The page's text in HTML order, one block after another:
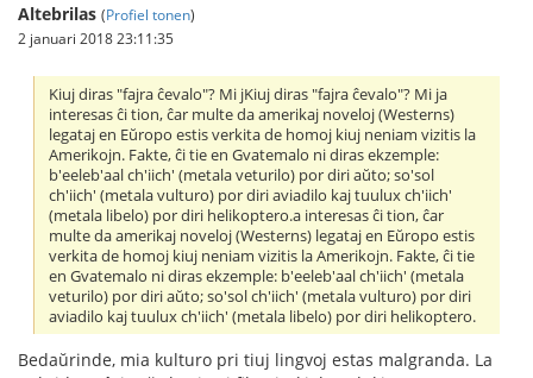
Altebrilas (Profiel tonen)
2 januari 2018 23:11:35
Kiuj diras "fajra ĉevalo"? Mi jKiuj diras "fajra ĉevalo"? Mi ja
interesas ĉi tion, ĉar multe da amerikaj noveloj (Westerns)
legataj en Eŭropo estis verkita de homoj kiuj neniam vizitis la
Amerikojn. Fakte, ĉi tie en Gvatemalo ni diras ekzemple:
b'eeleb'aal ch'iich' (metala veturilo) por diri aŭto; so'sol
ch'iich' (metala vulturo) por diri aviadilo kaj tuulux ch'iich'
(metala libelo) por diri helikoptero.a interesas ĉi tion, ĉar
multe da amerikaj noveloj (Westerns) legataj en Eŭropo estis
verkita de homoj kiuj neniam vizitis la Amerikojn. Fakte, ĉi tie
en Gvatemalo ni diras ekzemple: b'eeleb'aal ch'iich' (metala
veturilo) por diri aŭto; so'sol ch'iich' (metala vulturo) por diri
aviadilo kaj tuulux ch'iich' (metala libelo) por diri helikoptero.
Bedaŭrinde, mia kulturo pri tiuj lingvoj estas malgranda. La